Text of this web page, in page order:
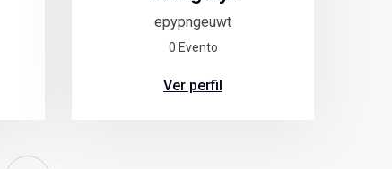
epypngeuwt
0 Evento
Ver perfil